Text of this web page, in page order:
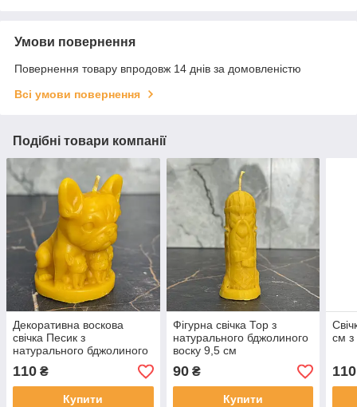
Умови повернення
Повернення товару впродовж 14 днів за домовленістю
Всі умови повернення
Подібні товари компанії
Декоративна воскова
свічка Песик з
натурального бджолиного
воску 7,5 см
110 ₴
Купити
Фігурна свічка Тор з
натурального бджолиного
воску 9,5 см
скандинавська міфологія
декор для декору ручна
робота
90₴
Купити
см з
110